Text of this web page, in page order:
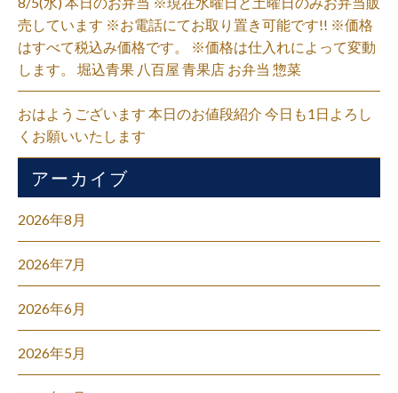
売しています ※お電話にてお取り置き可能です!! ※価格
はすべて税込み価格です。 ※価格は仕入れによって変動
します。 堀込青果 八百屋 青果店 お弁当 惣菜
おはようございます 本日のお値段紹介 今日も1日よろし
くお願いいたします
アーカイブ
2026年8月
2026年7月
2026年6月
2026年5月